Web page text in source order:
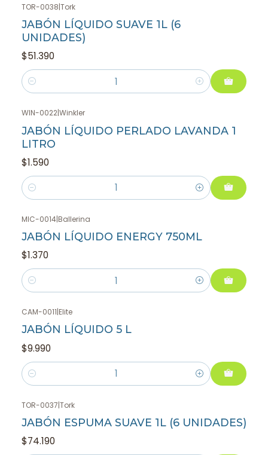
TOR-0038|Tork
JABÓN LÍQUIDO SUAVE 1L (6
UNIDADES)
$51.390
Cantidad
WIN-0022|Winkler
JABÓN LÍQUIDO PERLADO LAVANDA 1
LITRO
$1.590
Cantidad
MIC-0014|Ballerina
JABÓN LÍQUIDO ENERGY 750ML
$1.370
Cantidad
CAM-0011|Elite
JABÓN LÍQUIDO 5 L
$9.990
Cantidad
TOR-0037|Tork
JABÓN ESPUMA SUAVE 1L (6 UNIDADES)
$74.190